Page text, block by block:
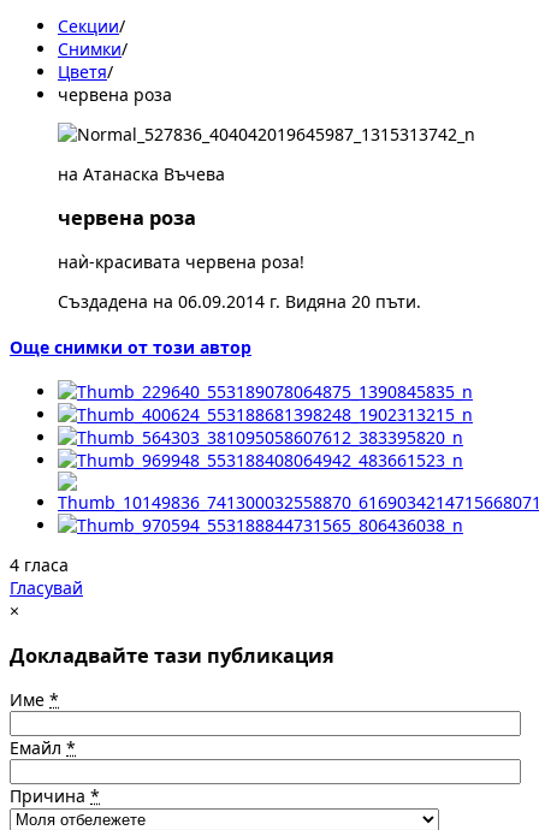
Секции/
Снимки/
Цветя/
червена роза
на Атанаска Въчева
червена роза
наѝ-красивата червена роза!
Създадена на 06.09.2014 г. Видяна 20 пъти.
Още снимки от този автор
4 гласа
Гласувай
×
Докладвайте тази публикация
Име *
Емайл *
Причина *